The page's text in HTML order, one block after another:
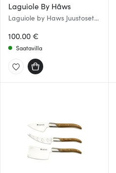
Laguiole By Hâws
Laguiole by Haws Juustosetti:
cm
100.00 €
Saatavilla